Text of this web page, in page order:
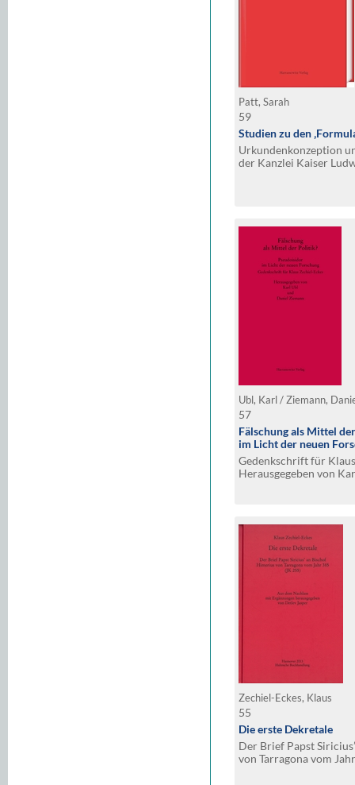
Patt, Sarah
59
Studien zu den
Urkundenkonzeption
der Kanzlei Kaiser
Ubl, Karl / Ziemann,
57
Fälschung als Mittel
im Licht der neuen
Gedenkschrift für
Herausgegeben von
Zechiel-Eckes, Klaus
55
Die erste Dekretale
Der Brief Papst
von Tarragona vom